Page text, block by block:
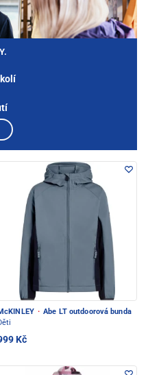
· Abe LT outdoorová bunda
Kč